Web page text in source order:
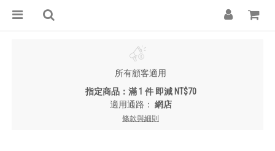
所有顧客適用
指定商品：滿 1 件 即減 NT$70
適用通路： 網店
條款與細則